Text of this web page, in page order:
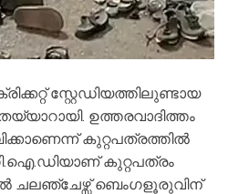
സ്റ്റേഡിയത്തിലുണ്ടായ
ഉത്തരവാദിത്തം
കുറ്റപത്രത്തിൽ
കുറ്റപത്രം
ചലഞ്ചേഴ്സ് ബെംഗളൂരുവിന്